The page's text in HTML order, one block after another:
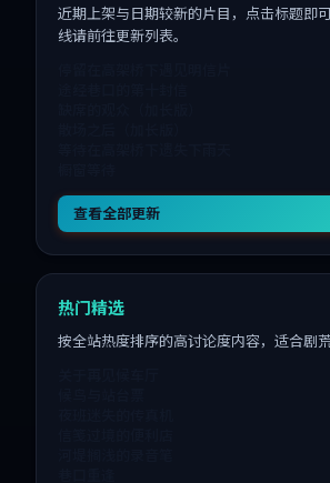
近期上架与日期较新的片目，点击标题即
线请前往更新列表。
查看全部更新
热门精选
按全站热度排序的高讨论度内容，适合剧荒